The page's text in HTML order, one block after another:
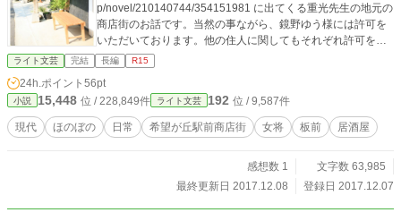
p/novel/210140744/354151981 に出てくる重光先生の地元の
商店街のお話です。当然の事ながら、鏡野ゆう様には許可を
いただいております。他の住人に関してもそれぞれ許可をい
ただいてから書いています。 ★他にコラボしている作品 ・
『桃と料理人』http://ncode.syosetu.com/n9554cb/ ・『青い
ヤツと特別国家公務員 － 希望が丘駅前商店街 －』http://nco
de.syosetu.com/n5361cb/ ・『希望が丘駅前商店街～透明人
間の憂鬱～』https://www.alphapolis.co.jp/novel/265100205/4
27152271 ・『希望が丘駅前商店街 ―姉さん。篠宮酒店
ovel/172101828/491152376 ・『日々是好日、希望が丘駅前
商店街－神神飯店エソ、オソオセヨ（にいらっしゃいま
ライト文芸 完結 長編 R15
24h.ポイント 56pt
小説 15,448 位 / 228,849件 ライト文芸 192 位 / 9,587件
現代 ほのぼの 日常 希望が丘駅前商店街 女将 板前 居酒屋
感想数 1
文字数 63,985
最終更新日 2017.12.08
登録日 2017.12.07